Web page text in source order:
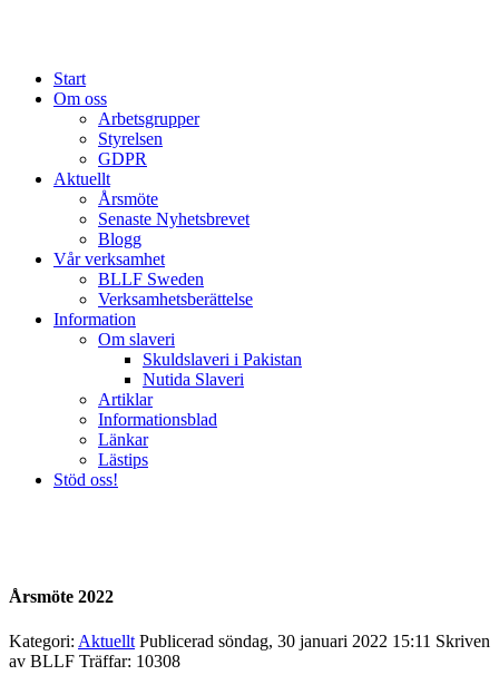
Start
Om oss
Arbetsgrupper
Styrelsen
GDPR
Aktuellt
Årsmöte
Senaste Nyhetsbrevet
Blogg
Vår verksamhet
BLLF Sweden
Verksamhetsberättelse
Information
Om slaveri
Skuldslaveri i Pakistan
Nutida Slaveri
Artiklar
Informationsblad
Länkar
Lästips
Stöd oss!
Årsmöte 2022
Kategori: Aktuellt Publicerad söndag, 30 januari 2022 15:11 Skriven
av BLLF Träffar: 10308